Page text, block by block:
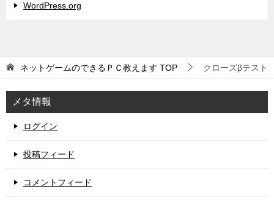
WordPress.org
ネットゲームのできるＰＣ教えます TOP クローズβテスト
メタ情報
ログイン
投稿フィード
コメントフィード